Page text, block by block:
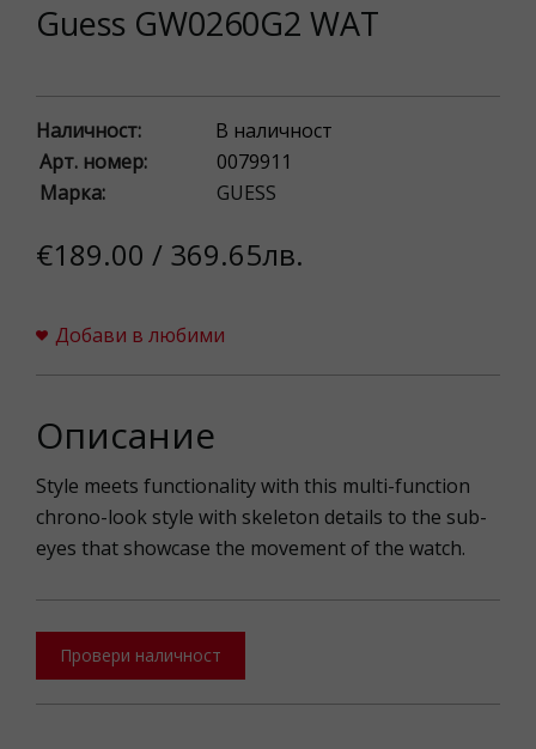
Guess GW0260G2 WAT
Наличност:
В наличност
Арт. номер:
0079911
Марка:
GUESS
€189.00 / 369.65лв.
Добави в любими
Описание
Style meets functionality with this multi-function
chrono-look style with skeleton details to the sub-
eyes that showcase the movement of the watch.
Провери наличност